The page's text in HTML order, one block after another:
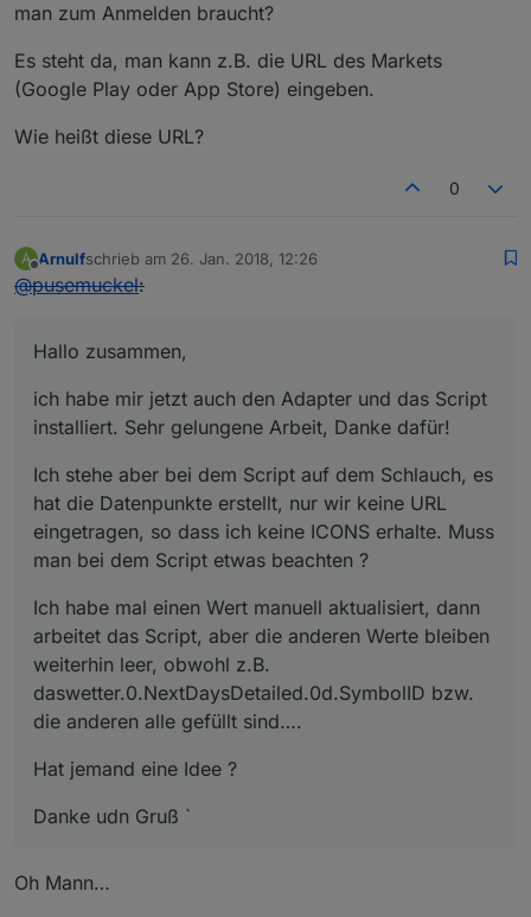
man zum Anmelden braucht?
Es steht da, man kann z.B. die URL des Markets
(Google Play oder App Store) eingeben.
Wie heißt diese URL?
0
A Arnulfschrieb am 26. Jan. 2018, 12:26
zuletzt editiert von
@pusemuckel:
Hallo zusammen,
ich habe mir jetzt auch den Adapter und das Script
installiert. Sehr gelungene Arbeit, Danke dafür!
Ich stehe aber bei dem Script auf dem Schlauch, es
hat die Datenpunkte erstellt, nur wir keine URL
eingetragen, so dass ich keine ICONS erhalte. Muss
man bei dem Script etwas beachten ?
Ich habe mal einen Wert manuell aktualisiert, dann
arbeitet das Script, aber die anderen Werte bleiben
weiterhin leer, obwohl z.B.
daswetter.0.NextDaysDetailed.0d.SymbolID bzw.
die anderen alle gefüllt sind….
Hat jemand eine Idee ?
Danke udn Gruß `
Oh Mann…